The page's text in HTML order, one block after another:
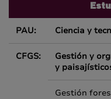
PAU: Ciencia y
CFGS:
Gestión y
y
Gestión